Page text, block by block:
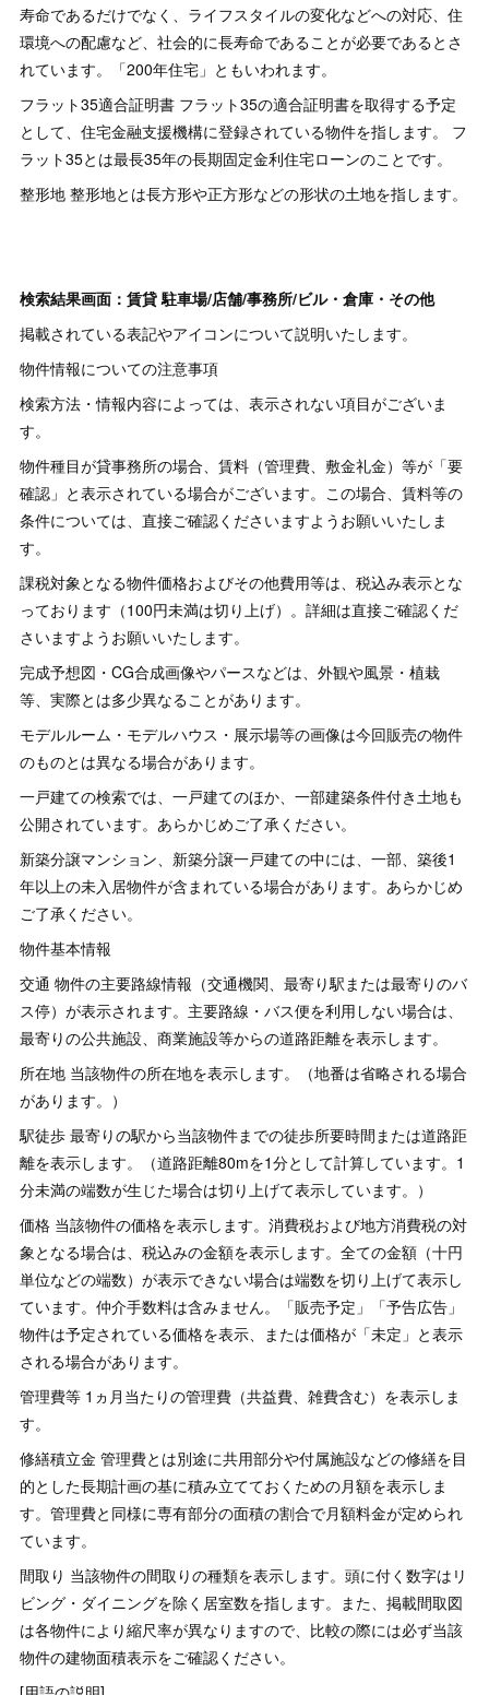
寿命であるだけでなく、ライフスタイルの変化などへの対応、住
環境への配慮など、社会的に長寿命であることが必要であるとさ
れています。「200年住宅」ともいわれます。
フラット35適合証明書 フラット35の適合証明書を取得する予定
として、住宅金融支援機構に登録されている物件を指します。 フ
ラット35とは最長35年の長期固定金利住宅ローンのことです。
整形地 整形地とは長方形や正方形などの形状の土地を指します。
検索結果画面：賃貸 駐車場/店舗/事務所/ビル・倉庫・その他
掲載されている表記やアイコンについて説明いたします。
物件情報についての注意事項
検索方法・情報内容によっては、表示されない項目がございま
す。
物件種目が貸事務所の場合、賃料（管理費、敷金礼金）等が「要
確認」と表示されている場合がございます。この場合、賃料等の
条件については、直接ご確認くださいますようお願いいたしま
す。
課税対象となる物件価格およびその他費用等は、税込み表示とな
っております（100円未満は切り上げ）。詳細は直接ご確認くだ
さいますようお願いいたします。
完成予想図・CG合成画像やパースなどは、外観や風景・植栽
等、実際とは多少異なることがあります。
モデルルーム・モデルハウス・展示場等の画像は今回販売の物件
のものとは異なる場合があります。
一戸建ての検索では、一戸建てのほか、一部建築条件付き土地も
公開されています。あらかじめご了承ください。
新築分譲マンション、新築分譲一戸建ての中には、一部、築後1
年以上の未入居物件が含まれている場合があります。あらかじめ
ご了承ください。
物件基本情報
交通 物件の主要路線情報（交通機関、最寄り駅または最寄りのバ
ス停）が表示されます。主要路線・バス便を利用しない場合は、
最寄りの公共施設、商業施設等からの道路距離を表示します。
所在地 当該物件の所在地を表示します。（地番は省略される場合
があります。）
駅徒歩 最寄りの駅から当該物件までの徒歩所要時間または道路距
離を表示します。（道路距離80mを1分として計算しています。1
分未満の端数が生じた場合は切り上げて表示しています。）
価格 当該物件の価格を表示します。消費税および地方消費税の対
象となる場合は、税込みの金額を表示します。全ての金額（十円
単位などの端数）が表示できない場合は端数を切り上げて表示し
ています。仲介手数料は含みません。「販売予定」「予告広告」
物件は予定されている価格を表示、または価格が「未定」と表示
される場合があります。
管理費等 1ヵ月当たりの管理費（共益費、雑費含む）を表示しま
す。
修繕積立金 管理費とは別途に共用部分や付属施設などの修繕を目
的とした長期計画の基に積み立てておくための月額を表示しま
す。管理費と同様に専有部分の面積の割合で月額料金が定められ
ています。
間取り 当該物件の間取りの種類を表示します。頭に付く数字はリ
ビング・ダイニングを除く居室数を指します。また、掲載間取図
は各物件により縮尺率が異なりますので、比較の際には必ず当該
物件の建物面積表示をご確認ください。